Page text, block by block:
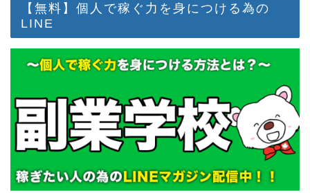
【無料】個人で稼ぐ力を身につける為の
LINE